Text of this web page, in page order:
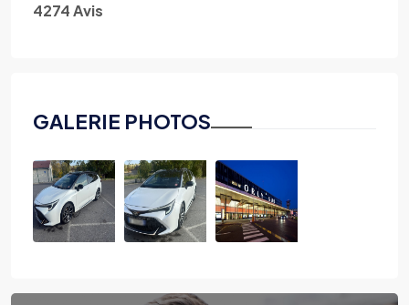
4274 Avis
GALERIE PHOTOS